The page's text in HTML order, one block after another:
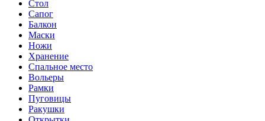
Стол
Сапог
Балкон
Маски
Ножи
Хранение
Спальное место
Вольеры
Рамки
Пуговицы
Ракушки